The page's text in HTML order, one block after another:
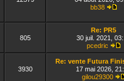
bb38
805
Re: PR5
30 juil. 2021,
pcedric
3930
Re: vente Futura
17 mai 2026,
gilou29300